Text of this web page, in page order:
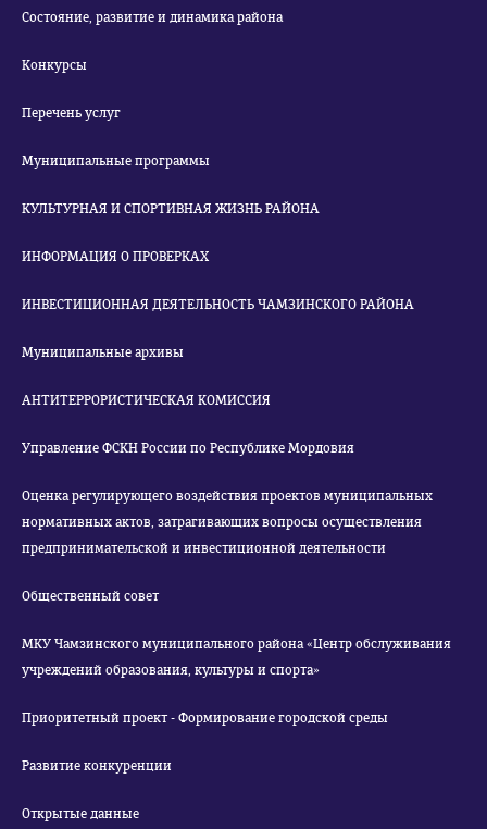
Состояние, развитие и динамика района
Конкурсы
Перечень услуг
Муниципальные программы
КУЛЬТУРНАЯ И СПОРТИВНАЯ ЖИЗНЬ РАЙОНА
ИНФОРМАЦИЯ О ПРОВЕРКАХ
ИНВЕСТИЦИОННАЯ ДЕЯТЕЛЬНОСТЬ ЧАМЗИНСКОГО РАЙОНА
Муниципальные архивы
АНТИТЕРРОРИСТИЧЕСКАЯ КОМИССИЯ
Управление ФСКН России по Республике Мордовия
Оценка регулирующего воздействия проектов муниципальных
нормативных актов, затрагивающих вопросы осуществления
предпринимательской и инвестиционной деятельности
Общественный совет
МКУ Чамзинского муниципального района «Центр обслуживания
учреждений образования, культуры и спорта»
Приоритетный проект - Формирование городской среды
Развитие конкуренции
Открытые данные